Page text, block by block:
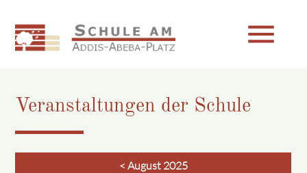
menu
Suchbegriffe SUCHEN
Veranstaltungen der Schule
< August 2025